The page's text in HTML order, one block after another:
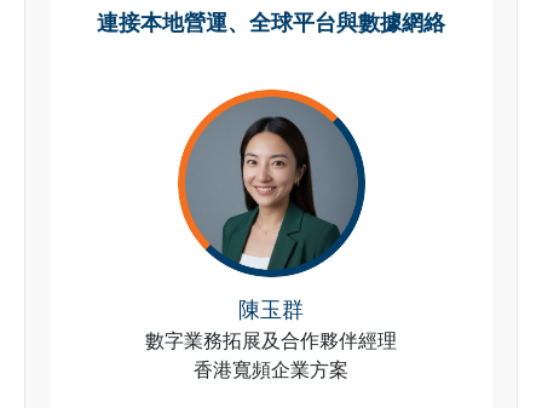
連接本地營運、全球平台與數據網絡
陳玉群
數字業務拓展及合作夥伴經理
香港寬頻企業方案